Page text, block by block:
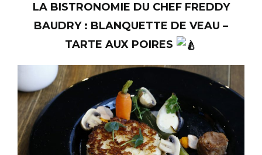
LA BISTRONOMIE DU CHEF FREDDY
BAUDRY : BLANQUETTE DE VEAU –
TARTE AUX POIRES